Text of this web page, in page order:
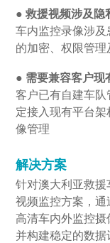
●救援视频涉及隐
车内监控录像涉
的加密、权限管理
● 需要兼容客户现
客户已有自建车
定接入现有平台
像管理
解决方案
针对澳大利亚救
视频监控方案，
高清车内外监控摄
并构建稳定的数